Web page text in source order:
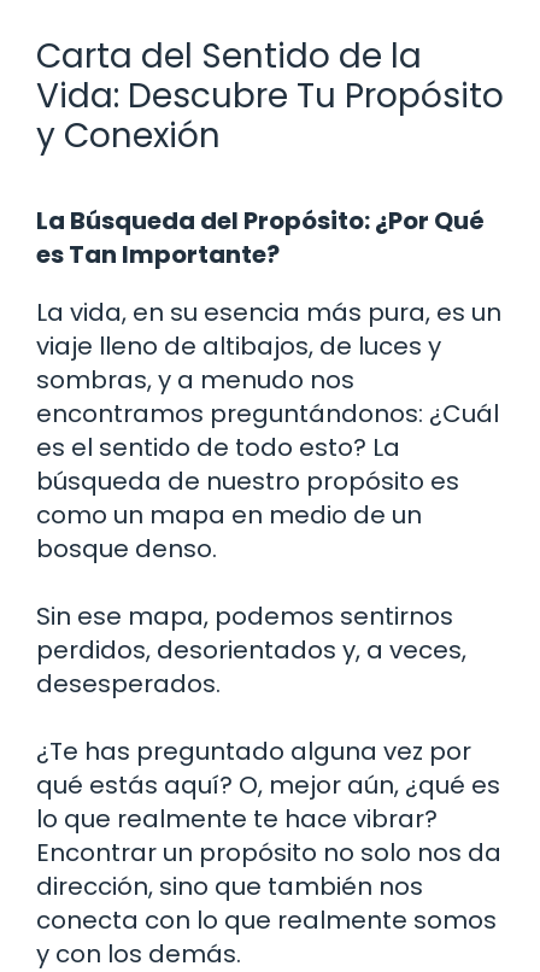
Carta del Sentido de la
Vida: Descubre Tu Propósito
y Conexión
La Búsqueda del Propósito: ¿Por Qué
es Tan Importante?
La vida, en su esencia más pura, es un
viaje lleno de altibajos, de luces y
sombras, y a menudo nos
encontramos preguntándonos: ¿Cuál
es el sentido de todo esto? La
búsqueda de nuestro propósito es
como un mapa en medio de un
bosque denso.
Sin ese mapa, podemos sentirnos
perdidos, desorientados y, a veces,
desesperados.
¿Te has preguntado alguna vez por
qué estás aquí? O, mejor aún, ¿qué es
lo que realmente te hace vibrar?
Encontrar un propósito no solo nos da
dirección, sino que también nos
conecta con lo que realmente somos
y con los demás.